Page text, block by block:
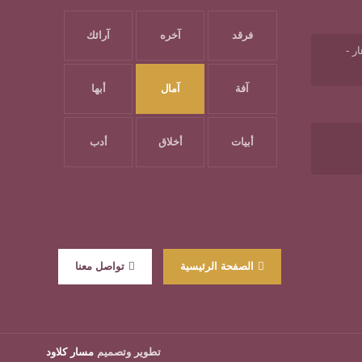
-
فرقد آخره آرائك
آفة آمال أبها
أبيات أخلاق أدب
الصفحة الرئيسية تواصل معنا
تطوير وتصميم مسار كلاود